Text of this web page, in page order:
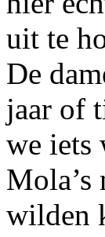
uit te
De
jaar of
we iets
Mola’s
wilden